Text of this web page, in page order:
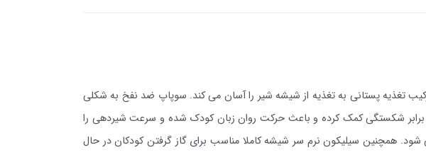
تغذیه پستانی به تغذیه از شیشه شیر را آسان می کند. سوپاپ ضد نفخ به شکلی
شکستگی کمک کرده و باعث حرکت روان زبان کودک شده و سرعت شیردهی را
سیلیکون نرم سر شیشه کاملا مناسب برای گاز گرفتن کودکان در حال